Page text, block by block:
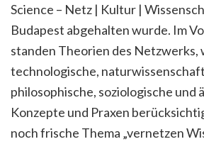
Science – Netz | Kultur |
Budapest abgehalten wurde. Im
standen Theorien des Netzwerks,
technologische,
philosophische, soziologische und
Konzepte und Praxen
noch frische Thema „vernetzen